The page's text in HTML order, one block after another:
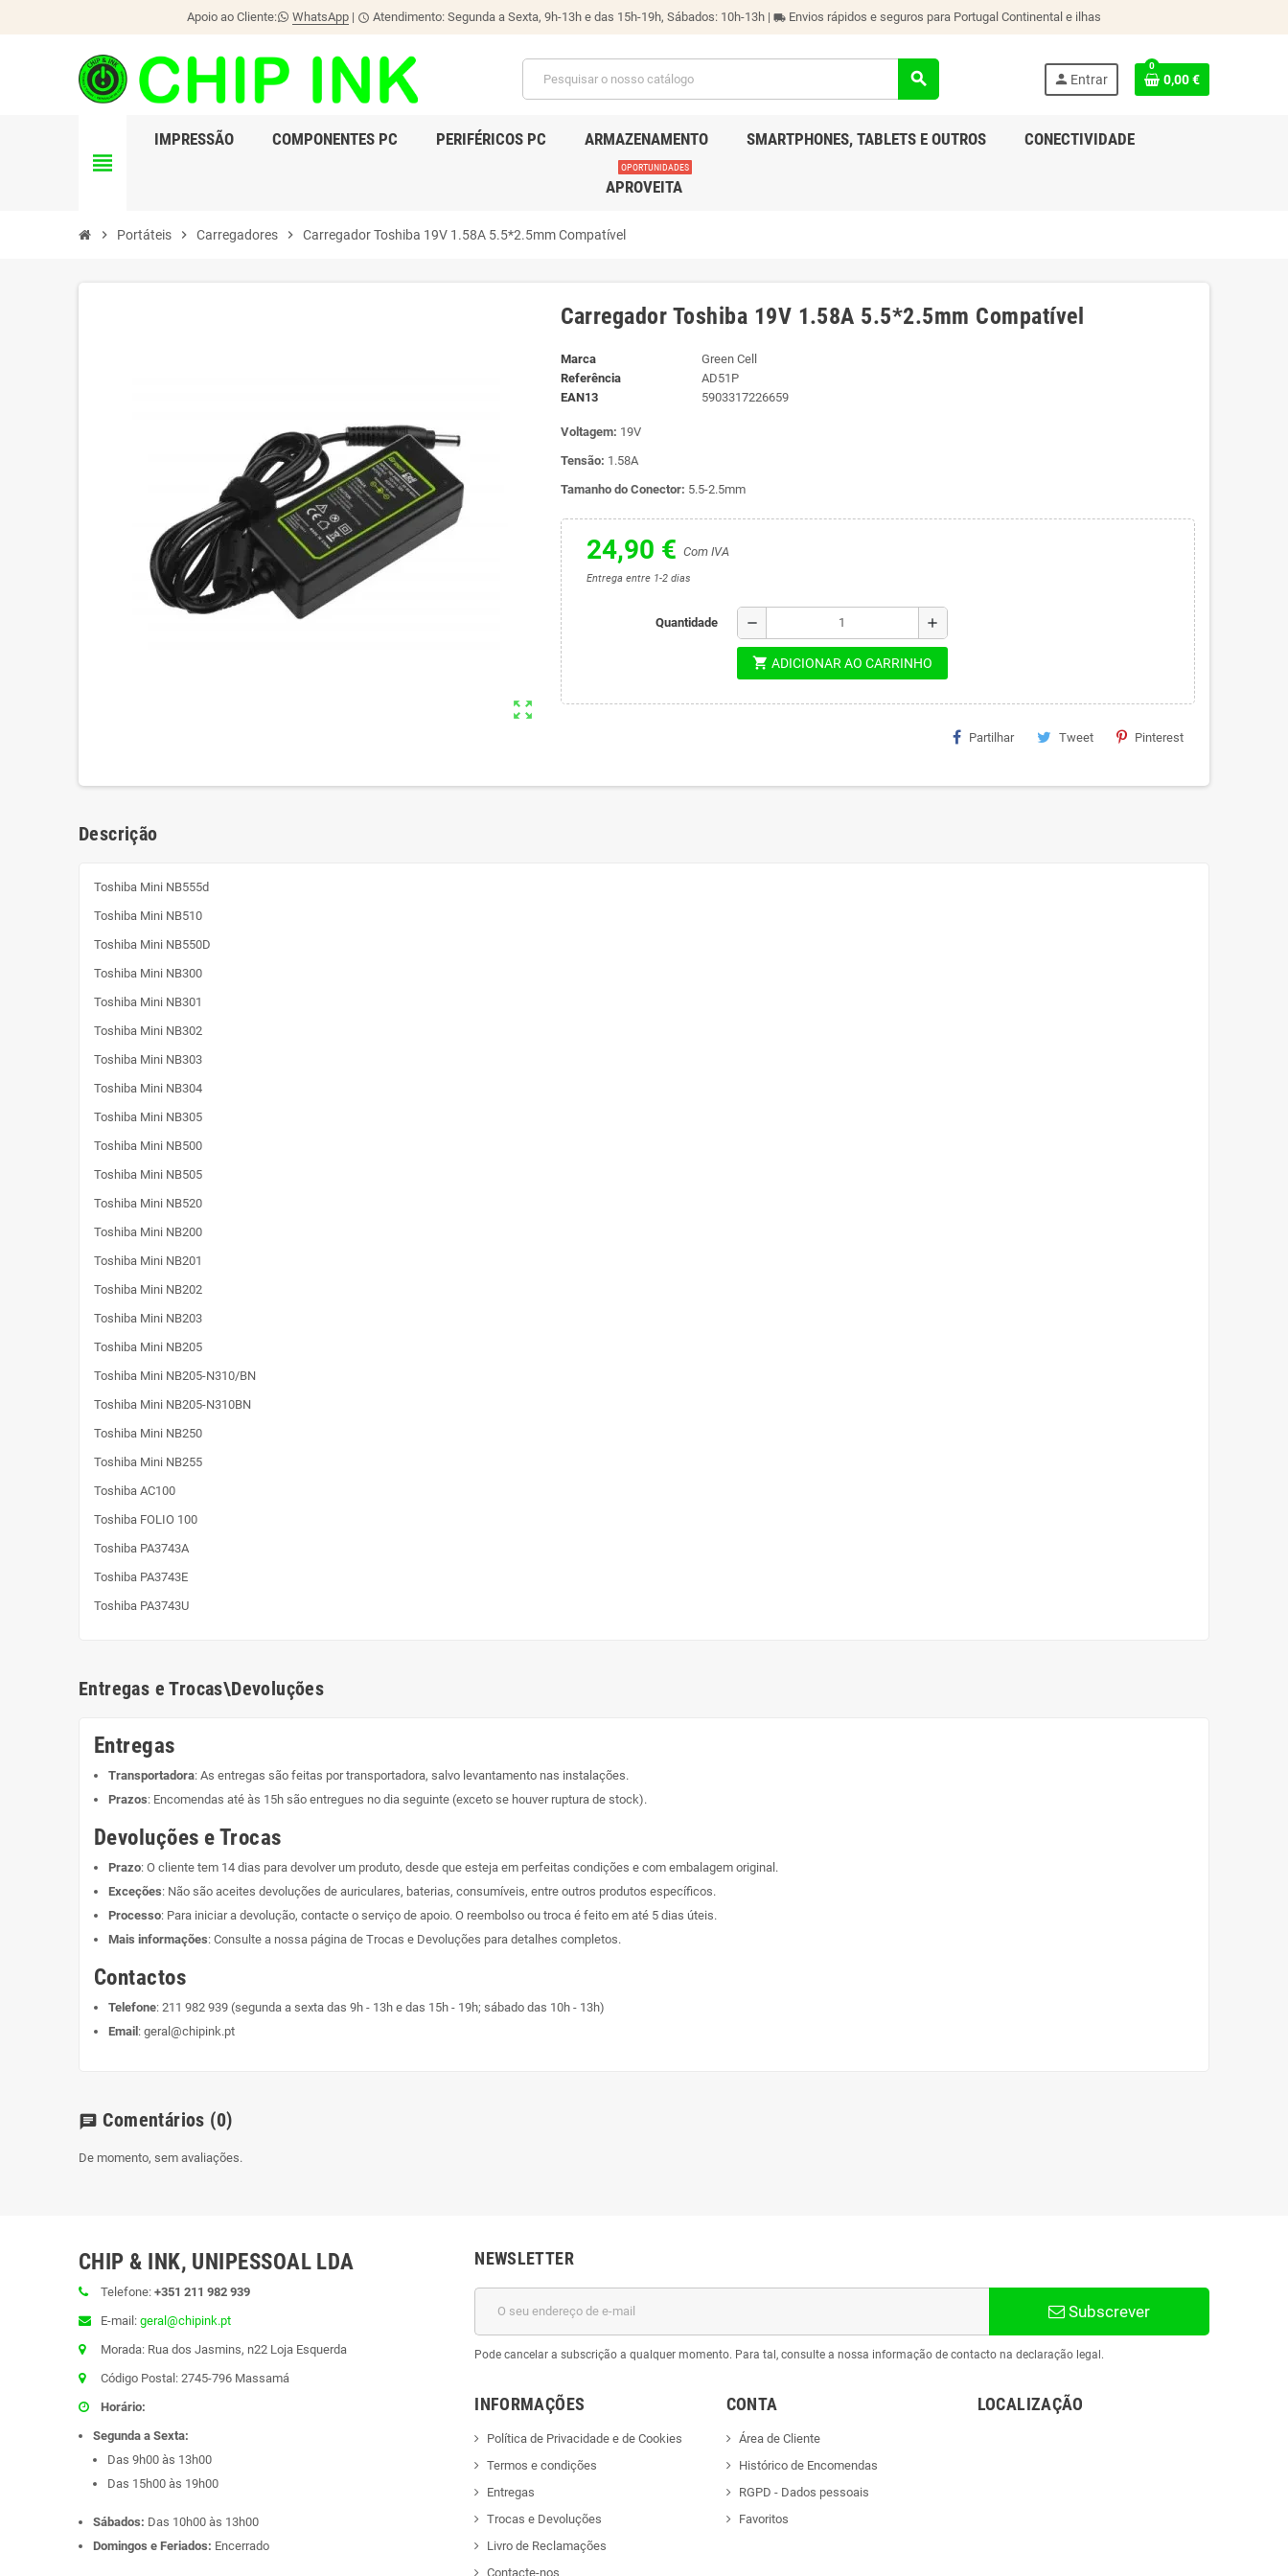
Apoio ao Cliente: WhatsApp | schedule Atendimento: Segunda a Sexta, 9h-13h e das 15h-19h, Sábados: 10h-13h | local_shipping Envios rápidos e seguros para Portugal Continental e ilhas
search person Entrar
0
0,00 €
view_headline
IMPRESSÃO COMPONENTES PC PERIFÉRICOS PC ARMAZENAMENTO SMARTPHONES, TABLETS E OUTROS CONECTIVIDADE
APROVEITA
OPORTUNIDADES
chevron_right Portáteis chevron_right Carregadores chevron_right Carregador Toshiba 19V 1.58A 5.5*2.5mm Compatível
zoom_out_map
Carregador Toshiba 19V 1.58A 5.5*2.5mm Compatível
Marca
Green Cell
Referência
AD51P
EAN13
5903317226659
Voltagem: 19V
Tensão: 1.58A
Tamanho do Conector: 5.5-2.5mm
24,90 € Com IVA
Entrega entre 1-2 dias
Quantidade remove add
shopping_cart ADICIONAR AO CARRINHO
Partilhar Tweet Pinterest
Descrição
Toshiba Mini NB555d
Toshiba Mini NB510
Toshiba Mini NB550D
Toshiba Mini NB300
Toshiba Mini NB301
Toshiba Mini NB302
Toshiba Mini NB303
Toshiba Mini NB304
Toshiba Mini NB305
Toshiba Mini NB500
Toshiba Mini NB505
Toshiba Mini NB520
Toshiba Mini NB200
Toshiba Mini NB201
Toshiba Mini NB202
Toshiba Mini NB203
Toshiba Mini NB205
Toshiba Mini NB205-N310/BN
Toshiba Mini NB205-N310BN
Toshiba Mini NB250
Toshiba Mini NB255
Toshiba AC100
Toshiba FOLIO 100
Toshiba PA3743A
Toshiba PA3743E
Toshiba PA3743U
Entregas e Trocas\Devoluções
Entregas
Transportadora: As entregas são feitas por transportadora, salvo levantamento nas instalações.
Prazos: Encomendas até às 15h são entregues no dia seguinte (exceto se houver ruptura de stock).
Devoluções e Trocas
Prazo: O cliente tem 14 dias para devolver um produto, desde que esteja em perfeitas condições e com embalagem original.
Exceções: Não são aceites devoluções de auriculares, baterias, consumíveis, entre outros produtos específicos.
Processo: Para iniciar a devolução, contacte o serviço de apoio. O reembolso ou troca é feito em até 5 dias úteis.
Mais informações: Consulte a nossa página de Trocas e Devoluções para detalhes completos.
Contactos
Telefone: 211 982 939 (segunda a sexta das 9h - 13h e das 15h - 19h; sábado das 10h - 13h)
Email : geral@chipink.pt
chat Comentários (0)
De momento, sem avaliações.
CHIP & INK, UNIPESSOAL LDA
Telefone: +351 211 982 939
E-mail: geral@chipink.pt
Morada: Rua dos Jasmins, n22 Loja Esquerda
Código Postal: 2745-796 Massamá
Horário:
Segunda a Sexta:
Das 9h00 às 13h00
Das 15h00 às 19h00
Sábados: Das 10h00 às 13h00
Domingos e Feriados: Encerrado
NEWSLETTER
Subscrever
Pode cancelar a subscrição a qualquer momento. Para tal, consulte a nossa informação de contacto na declaração legal.
INFORMAÇÕES
Política de Privacidade e de Cookies
Termos e condições
Entregas
Trocas e Devoluções
Livro de Reclamações
Contacte-nos
CONTA
Área de Cliente
Histórico de Encomendas
RGPD - Dados pessoais
Favoritos
LOCALIZAÇÃO